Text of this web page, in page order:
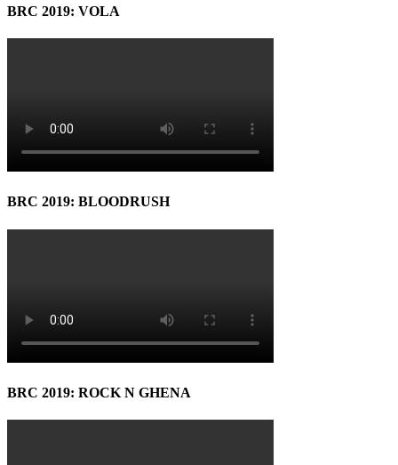
BRC 2019: VOLA
BRC 2019: BLOODRUSH
BRC 2019: ROCK N GHENA